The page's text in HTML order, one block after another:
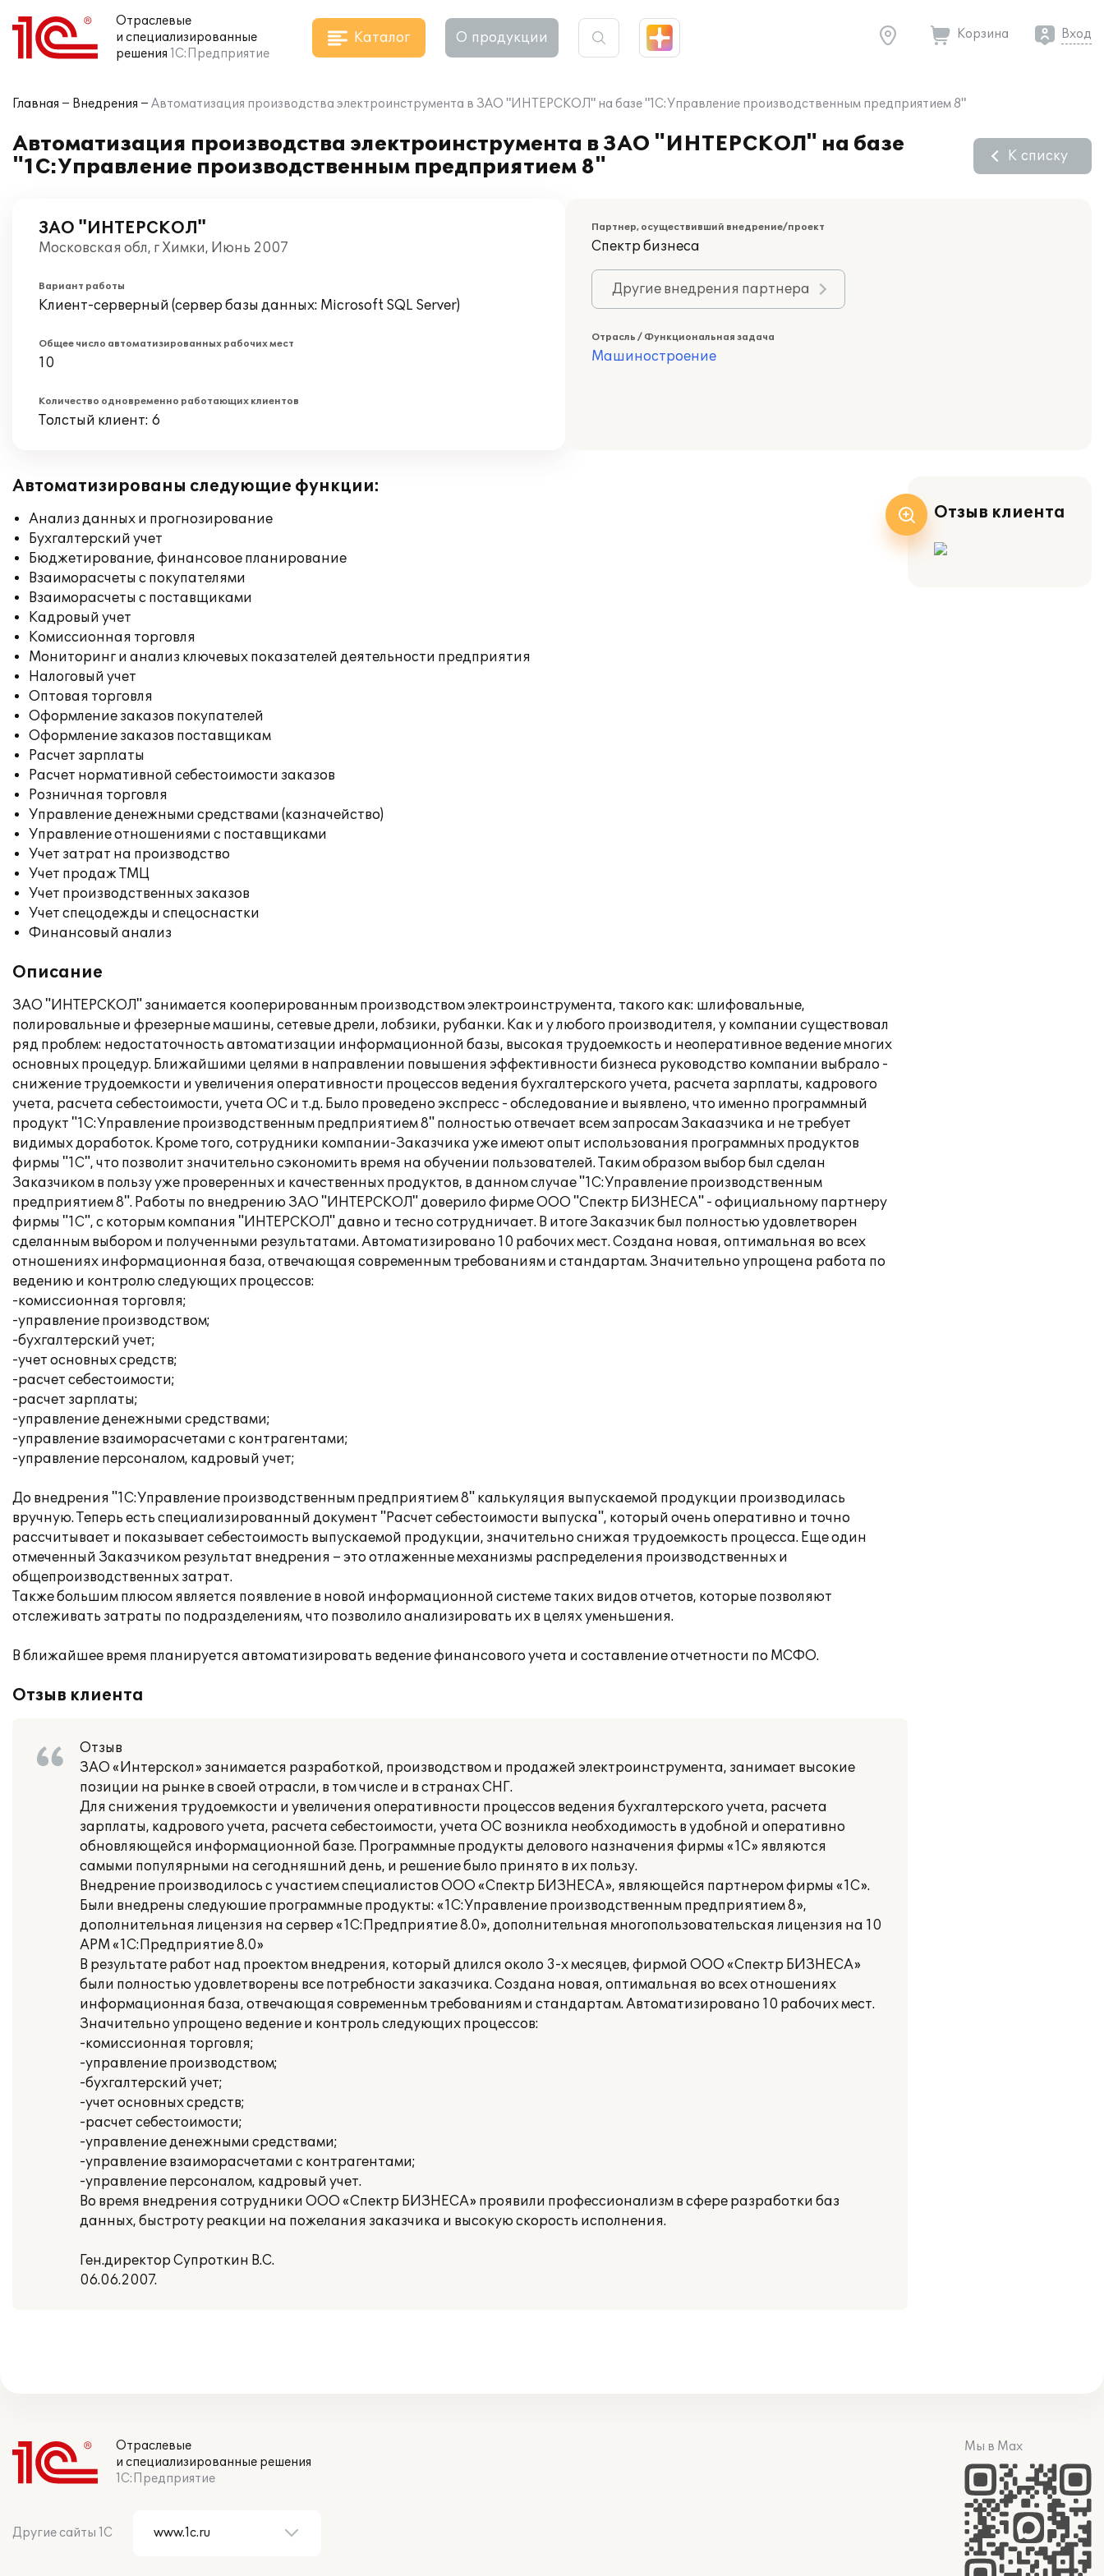
Отраслевые
и специализированные
решения 1С:Предприятие
Каталог О продукции Корзина Вход
Главная Внедрения Автоматизация производства электроинструмента в ЗАО "ИНТЕРСКОЛ" на базе "1С:Управление производственным предприятием 8"
Автоматизация производства электроинструмента в ЗАО "ИНТЕРСКОЛ" на базе
"1С:Управление производственным предприятием 8"
К списку
ЗАО "ИНТЕРСКОЛ"
Московская обл, г Химки, Июнь 2007
Вариант работы
Клиент-серверный (сервер базы данных: Microsoft SQL Server)
Общее число автоматизированных рабочих мест
10
Количество одновременно работающих клиентов
Толстый клиент: 6
Партнер, осуществивший внедрение/проект
Спектр бизнеса
Другие внедрения партнера
Отрасль / Функциональная задача
Машиностроение
Автоматизированы следующие функции:
Анализ данных и прогнозирование
Бухгалтерский учет
Бюджетирование, финансовое планирование
Взаиморасчеты с покупателями
Взаиморасчеты с поставщиками
Кадровый учет
Комиссионная торговля
Мониторинг и анализ ключевых показателей деятельности предприятия
Налоговый учет
Оптовая торговля
Оформление заказов покупателей
Оформление заказов поставщикам
Расчет зарплаты
Расчет нормативной себестоимости заказов
Розничная торговля
Управление денежными средствами (казначейство)
Управление отношениями с поставщиками
Учет затрат на производство
Учет продаж ТМЦ
Учет производственных заказов
Учет спецодежды и спецоснастки
Финансовый анализ
Описание
ЗАО "ИНТЕРСКОЛ" занимается кооперированным производством электроинструмента, такого как: шлифовальные,
полировальные и фрезерные машины, сетевые дрели, лобзики, рубанки. Как и у любого производителя, у компании существовал
ряд проблем: недостаточность автоматизации информационной базы, высокая трудоемкость и неоперативное ведение многих
основных процедур. Ближайшими целями в направлении повышения эффективности бизнеса руководство компании выбрало -
снижение трудоемкости и увеличения оперативности процессов ведения бухгалтерского учета, расчета зарплаты, кадрового
учета, расчета себестоимости, учета ОС и т.д. Было проведено экспресс - обследование и выявлено, что именно программный
продукт "1С:Управление производственным предприятием 8" полностью отвечает всем запросам Закаазчика и не требует
видимых доработок. Кроме того, сотрудники компании-Заказчика уже имеют опыт использования программных продуктов
фирмы "1С", что позволит значительно сэкономить время на обучении пользователей. Таким образом выбор был сделан
Заказчиком в пользу уже проверенных и качественных продуктов, в данном случае "1С:Управление производственным
предприятием 8". Работы по внедрению ЗАО "ИНТЕРСКОЛ" доверило фирме ООО "Спектр БИЗНЕСА" - официальному партнеру
фирмы "1С", с которым компания "ИНТЕРСКОЛ" давно и тесно сотрудничает. В итоге Заказчик был полностью удовлетворен
сделанным выбором и полученными результатами. Автоматизировано 10 рабочих мест. Создана новая, оптимальная во всех
отношениях информационная база, отвечающая современным требованиям и стандартам. Значительно упрощена работа по
ведению и контролю следующих процессов:
-комиссионная торговля;
-управление производством;
-бухгалтерский учет;
-учет основных средств;
-расчет себестоимости;
-расчет зарплаты;
-управление денежными средствами;
-управление взаиморасчетами с контрагентами;
-управление персоналом, кадровый учет;
До внедрения "1С:Управление производственным предприятием 8" калькуляция выпускаемой продукции производилась
вручную. Теперь есть специализированный документ "Расчет себестоимости выпуска", который очень оперативно и точно
рассчитывает и показывает себестоимость выпускаемой продукции, значительно снижая трудоемкость процесса. Еще один
отмеченный Заказчиком результат внедрения – это отлаженные механизмы распределения производственных и
общепроизводственных затрат.
Также большим плюсом является появление в новой информационной системе таких видов отчетов, которые позволяют
отслеживать затраты по подразделениям, что позволило анализировать их в целях уменьшения.
В ближайшее время планируется автоматизировать ведение финансового учета и составление отчетности по МСФО.
Отзыв клиента
Отзыв
ЗАО «Интерскол» занимается разработкой, производством и продажей электроинструмента, занимает высокие
позиции на рынке в своей отрасли, в том числе и в странах СНГ.
Для снижения трудоемкости и увеличения оперативности процессов ведения бухгалтерского учета, расчета
зарплаты, кадрового учета, расчета себестоимости, учета ОС возникла необходимость в удобной и оперативно
обновляющейся информационной базе. Программные продукты делового назначения фирмы «1С» являются
самыми популярными на сегодняшний день, и решение было принято в их пользу.
Внедрение производилось с участием специалистов ООО «Спектр БИЗНЕСА», являющейся партнером фирмы «1С».
Были внедрены следуюшие программные продукты: «1С:Управление производственным предприятием 8»,
дополнительная лицензия на сервер «1С:Предприятие 8.0», дополнительная многопользовательская лицензия на 10
АРМ «1С:Предприятие 8.0»
В результате работ над проектом внедрения, который длился около 3-х месяцев, фирмой ООО «Спектр БИЗНЕСА»
были полностью удовлетворены все потребности заказчика. Создана новая, оптимальная во всех отношениях
информационная база, отвечающая современньм требованиям и стандартам. Автоматизировано 10 рабочих мест.
Значительно упрощено ведение и контроль следующих процессов:
-комиссионная торговля;
-управление производством;
-бухгалтерский учет;
-учет основных средств;
-расчет себестоимости;
-управление денежными средствами;
-управление взаиморасчетами с контрагентами;
-управление персоналом, кадровый учет.
Во время внедрения сотрудники ООО «Спектр БИЗНЕСА» проявили профессионализм в сфере разработки баз
данных, быстроту реакции на пожелания заказчика и высокую скорость исполнения.
Ген.директор Супроткин В.С.
06.06.2007.
Отзыв клиента
Отраслевые
и специализированные решения
1С:Предприятие
Другие сайты 1С
Мы в Max